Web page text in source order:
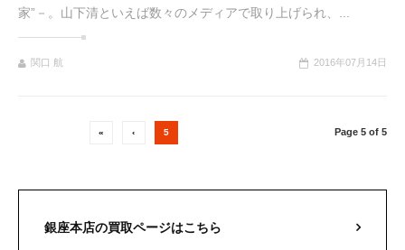
家”－。山下清といえば数々のメディアで取り上げられ、...
関口 航 2016年07月14日
« ‹ 5 Page 5 of 5
銀座本店の買取ページはこちら